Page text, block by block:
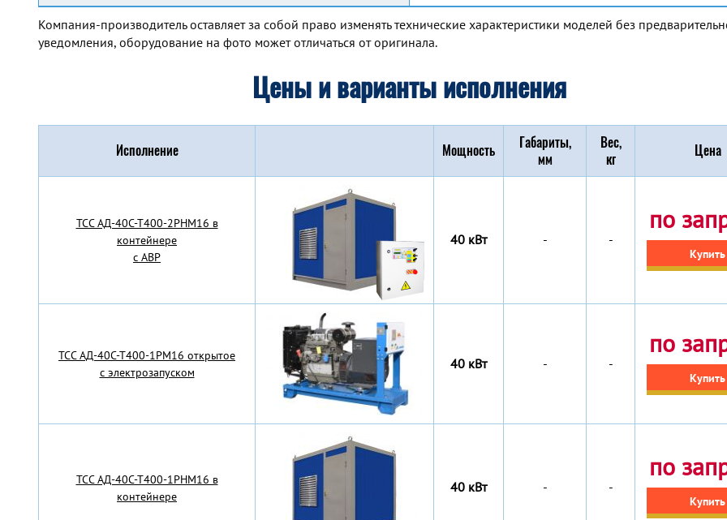
Компания-производитель оставляет за собой право изменять технические характеристики моделей без
уведомления, оборудование на фото может отличаться от оригинала.
Цены и варианты исполнения
Исполнение Мощность
Габариты,
мм
Вес,
кг
Цена
TCC АД-40С-Т400-2РНМ16 в
контейнере
с АВР
40 кВт - -
по
Купить
TCC АД-40С-Т400-1РМ16 открытое
с электрозапуском
40 кВт - -
по
Купить
TCC АД-40С-Т400-1РНМ16 в
контейнере
40 кВт - -
по
Купить